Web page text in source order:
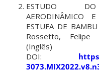
ESTUDO DO
AERODINÂMICO
ESTUFA DE
Rossetto, Felipe
(Inglês)
DOI: